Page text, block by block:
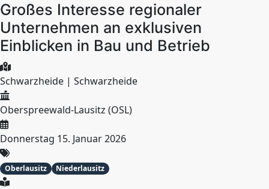
Großes Interesse regionaler
Unternehmen an exklusiven
Einblicken in Bau und Betrieb
Schwarzheide | Schwarzheide
Oberspreewald-Lausitz (OSL)
Donnerstag 15. Januar 2026
Oberlausitz Niederlausitz